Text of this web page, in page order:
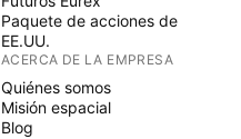
Paquete de acciones de
EE.UU.
ACERCA DE LA EMPRESA
Quiénes somos
Misión espacial
Blog